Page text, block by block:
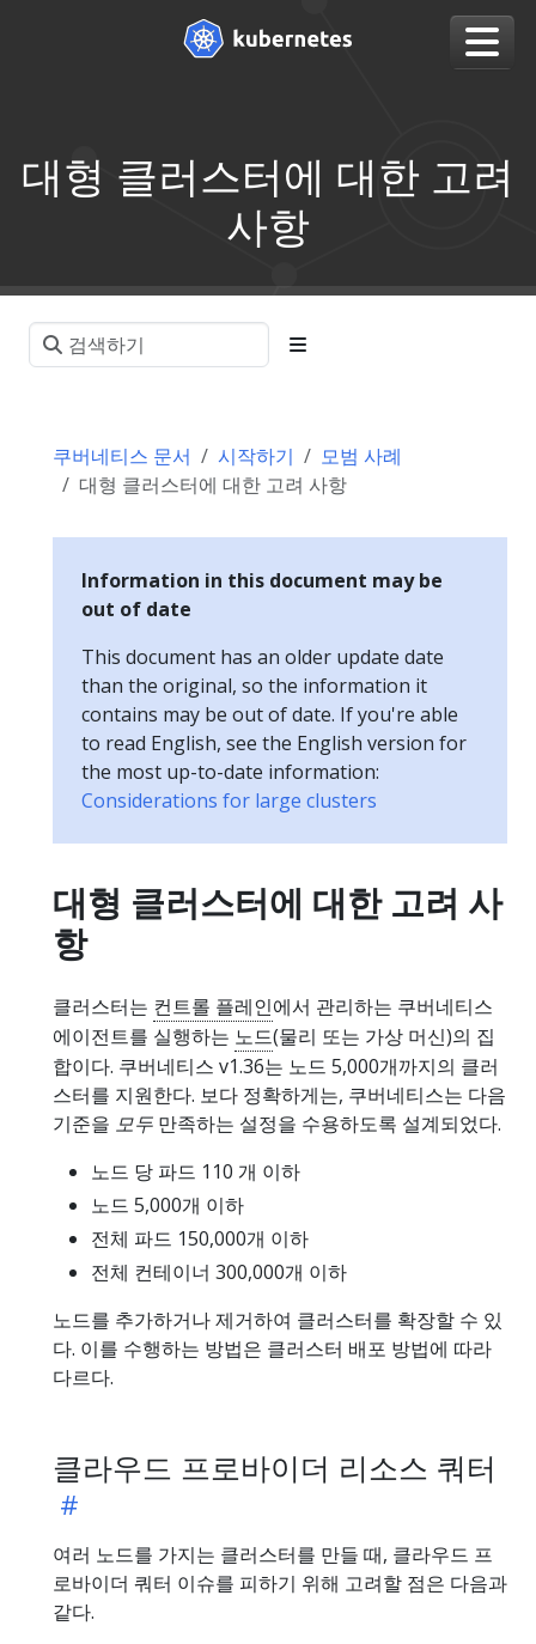
대형 클러스터에 대한 고려
사항
쿠버네티스 문서 시작하기
모범 사례
대형 클러스터에 대한 고려 사항
Information in this document may be
out of date
This document has an older update date
than the original, so the information it
contains may be out of date. If you're able
to read English, see the English version for
the most up-to-date information:
Considerations for large clusters
대형 클러스터에 대한 고려 사
항
클러스터는 컨트롤 플레인에서 관리하는 쿠버네티스
에이전트를 실행하는 노드(물리 또는 가상 머신)의 집
합이다. 쿠버네티스 v1.36는 노드 5,000개까지의 클러
스터를 지원한다. 보다 정확하게는, 쿠버네티스는 다음
기준을 모두 만족하는 설정을 수용하도록 설계되었다.
노드 당 파드 110 개 이하
노드 5,000개 이하
전체 파드 150,000개 이하
전체 컨테이너 300,000개 이하
노드를 추가하거나 제거하여 클러스터를 확장할 수 있
다. 이를 수행하는 방법은 클러스터 배포 방법에 따라
다르다.
클라우드 프로바이더 리소스 쿼터
여러 노드를 가지는 클러스터를 만들 때, 클라우드 프
로바이더 쿼터 이슈를 피하기 위해 고려할 점은 다음과
같다.